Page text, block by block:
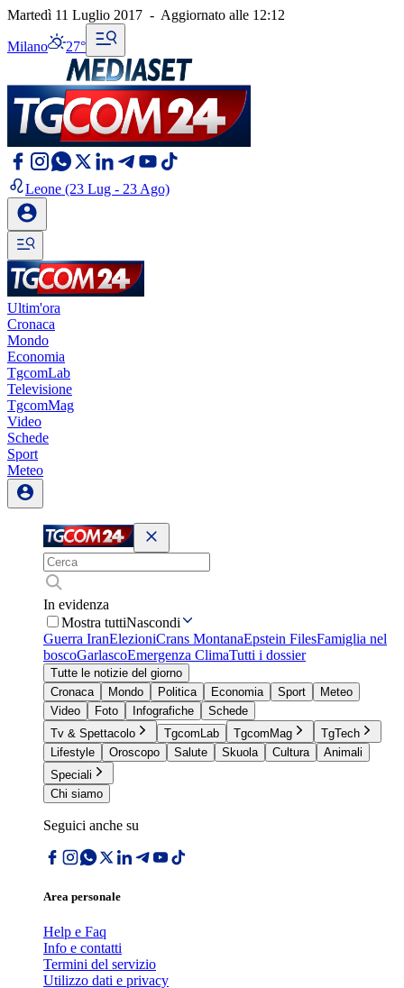
Martedì 11 Luglio 2017 - Aggiornato alle 12:12
Milano 27°
Leone (23 Lug - 23 Ago)
Ultim'ora
Cronaca
Mondo
Economia
TgcomLab
Televisione
TgcomMag
Video
Schede
Sport
Meteo
In evidenza
Mostra tuttiNascondi
Guerra IranElezioniCrans MontanaEpstein FilesFamiglia nel
boscoGarlascoEmergenza ClimaTutti i dossier
Tutte le notizie del giorno
Cronaca
Mondo Politica Economia Sport
Meteo
Video
Foto Infografiche
Schede
Tv & Spettacolo
TgcomLab TgcomMag
TgTech
Lifestyle
Oroscopo Salute Skuola Cultura
Animali
Speciali
Chi siamo
Seguici anche su
Area personale
Help e Faq
Info e contatti
Termini del servizio
Utilizzo dati e privacy